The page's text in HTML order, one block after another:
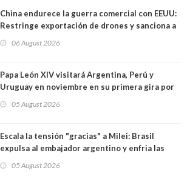
China endurece la guerra comercial con EEUU:
Restringe exportación de drones y sanciona a
06 August 2026
Papa León XIV visitará Argentina, Perú y
Uruguay en noviembre en su primera gira por
05 August 2026
Escala la tensión "gracias" a Milei: Brasil
expulsa al embajador argentino y enfria las
trasandino
05 August 2026